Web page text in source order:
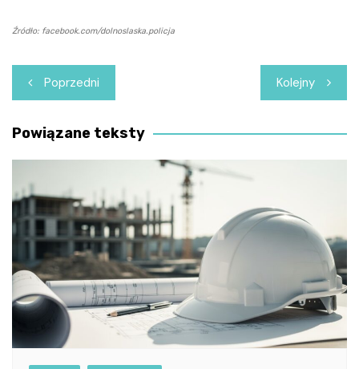
Źródło: facebook.com/dolnoslaska.policja
Nawigacja
wpisu
Poprzedni Kolejny
Powiązane teksty